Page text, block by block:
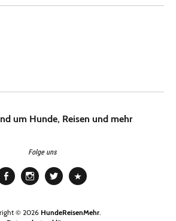
um Hunde, Reisen und mehr
Folge uns
© 2026 HundeReisenMehr